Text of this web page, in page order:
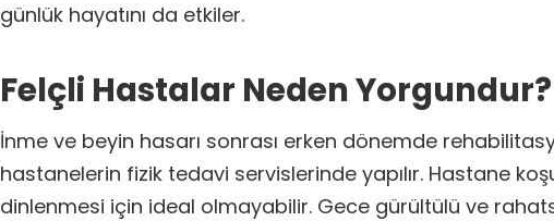
günlük hayatını da etkiler.
Felçli Hastalar Neden Yorgundur?
İnme ve beyin hasarı sonrası erken dönemde
hastanelerin fizik tedavi servislerinde yapılır. Hastane
dinlenmesi için ideal olmayabilir. Gece gürültülü ve